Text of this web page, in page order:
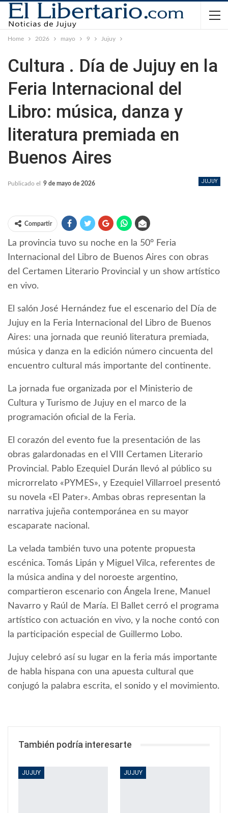
Home 2026 mayo 9 Jujuy
Cultura . Día de Jujuy en la
Feria Internacional del
Libro: música, danza y
literatura premiada en
Buenos Aires
JUJUY
Publicado el 9 de mayo de 2026
Compartir
La provincia tuvo su noche en la 50° Feria
Internacional del Libro de Buenos Aires con obras
del Certamen Literario Provincial y un show artístico
en vivo.
El salón José Hernández fue el escenario del Día de
Jujuy en la Feria Internacional del Libro de Buenos
Aires: una jornada que reunió literatura premiada,
música y danza en la edición número cincuenta del
encuentro cultural más importante del continente.
La jornada fue organizada por el Ministerio de
Cultura y Turismo de Jujuy en el marco de la
programación oficial de la Feria.
El corazón del evento fue la presentación de las
obras galardonadas en el VIII Certamen Literario
Provincial. Pablo Ezequiel Durán llevó al público su
microrrelato «PYMES», y Ezequiel Villarroel presentó
su novela «El Pater». Ambas obras representan la
narrativa jujeña contemporánea en su mayor
escaparate nacional.
La velada también tuvo una potente propuesta
escénica. Tomás Lipán y Miguel Vilca, referentes de
la música andina y del noroeste argentino,
compartieron escenario con Ángela Irene, Manuel
Navarro y Raúl de María. El Ballet cerró el programa
artístico con actuación en vivo, y la noche contó con
la participación especial de Guillermo Lobo.
Jujuy celebró así su lugar en la feria más importante
de habla hispana con una apuesta cultural que
conjugó la palabra escrita, el sonido y el movimiento.
También podría interesarte
JUJUY JUJUY